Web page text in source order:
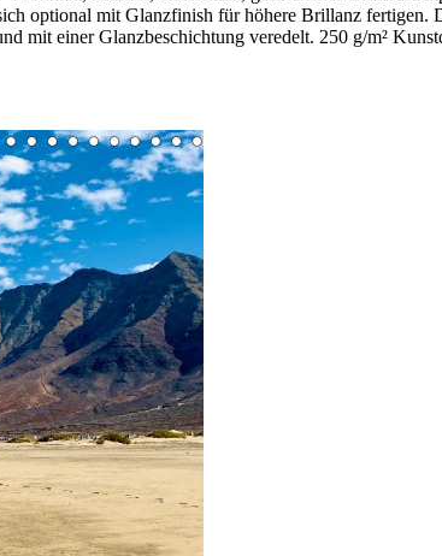
optional mit Glanzfinish für höhere Brillanz fertigen.
mit einer Glanzbeschichtung veredelt. 250 g/m²